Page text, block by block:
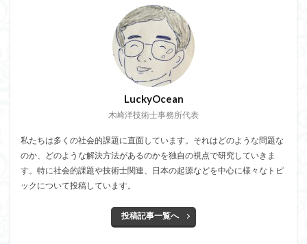
LuckyOcean
木崎洋技術士事務所代表
私たちは多くの社会的課題に直面しています。それはどのような問題な
のか、どのような解決方法があるのかを独自の視点で研究していきま
す。特に社会的課題や技術士関連、日本の起源などを中心に様々なトピ
ックについて投稿しています。
投稿記事一覧へ